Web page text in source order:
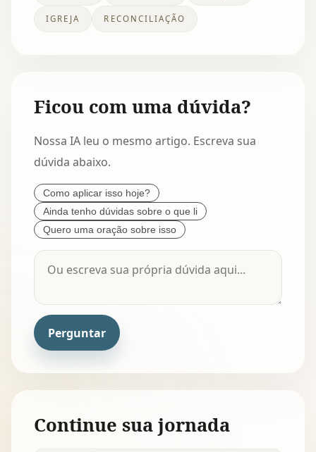
IGREJA RECONCILIAÇÃO
Ficou com uma dúvida?
Nossa IA leu o mesmo artigo. Escreva sua
dúvida abaixo.
Como aplicar isso hoje?
Ainda tenho dúvidas sobre o que li
Quero uma oração sobre isso
Perguntar
Continue sua jornada